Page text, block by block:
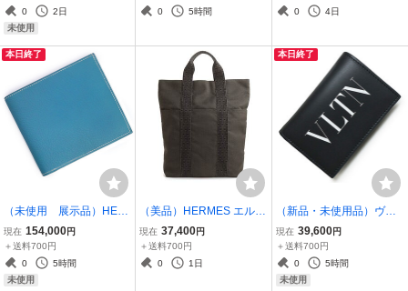
ーム ミニトリフォールド
ウォレット Wホック コン
0
2日
未使用
ス 二段階調節 ゴールド A
0
5時間
イブルートパーズ ターコ
0
4日
本日終了
（未使用 展示品）HER
MES エルメス MC2 コペ
ルニクス トゴ ブルージー
ン □D刻印 二つ折り財布
札入れ レザー
現在 154,000円
＋送料700円
0
5時間
未使用
（美品）HERMES エルメ
ス エールライン カバス ト
ート キャンバス グレー ハ
ンドバッグ シルバー金具
現在 37,400円
＋送料700円
0
1日
本日終了
（新品・未使用品）ヴァ
レンティノ ガラヴァーニ
Valentino Garavani VLTN
ロゴ カードケース 名刺入
れ レザー ブラック 黒 2Y
現在 39,600円
＋送料700円
0
5時間
未使用